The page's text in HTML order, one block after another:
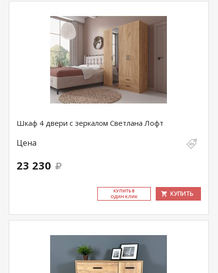
Шкаф 4 двери с зеркалом Светлана Лофт
Цена
23 230
КУ­ПИТЬ В
ОДИН КЛИК
КУПИТЬ